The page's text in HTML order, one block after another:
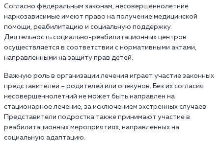
Согласно федеральным законам, несовершеннолетние
наркозависимые имеют право на получение медицинской
помощи, реабилитацию и социальную поддержку.
Деятельность социально-реабилитационных центров
осуществляется в соответствии с нормативными актами,
направленными на защиту прав детей.
Важную роль в организации лечения играет участие законных
представителей – родителей или опекунов. Без их согласия
несовершеннолетний не может быть направлен на
стационарное лечение, за исключением экстренных случаев.
Представители подростка также принимают участие в
реабилитационных мероприятиях, направленных на
социальную адаптацию.